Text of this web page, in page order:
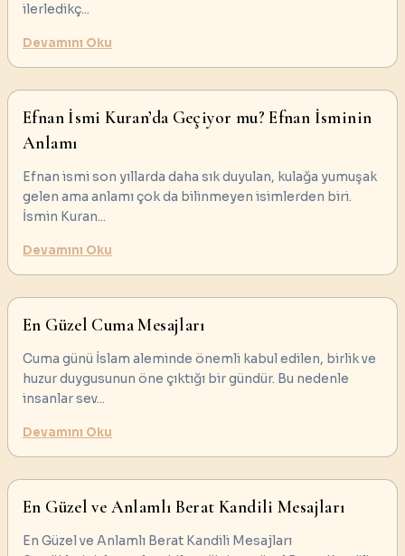
ilerledikç...
Devamını Oku
Efnan İsmi Kuran’da Geçiyor mu? Efnan İsminin
Anlamı
Efnan ismi son yıllarda daha sık duyulan, kulağa yumuşak
gelen ama anlamı çok da bilinmeyen isimlerden biri.
İsmin Kuran...
Devamını Oku
En Güzel Cuma Mesajları
Cuma günü İslam aleminde önemli kabul edilen, birlik ve
huzur duygusunun öne çıktığı bir gündür. Bu nedenle
insanlar sev...
Devamını Oku
En Güzel ve Anlamlı Berat Kandili Mesajları
En Güzel ve Anlamlı Berat Kandili Mesajları